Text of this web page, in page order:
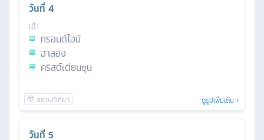
วันที่ 4
เช้า
ทรอนด์ไฮม์
ฮาลอง
คริสต์เตียนซุน
ดูรูปเพิ่มเติม
วันที่ 5